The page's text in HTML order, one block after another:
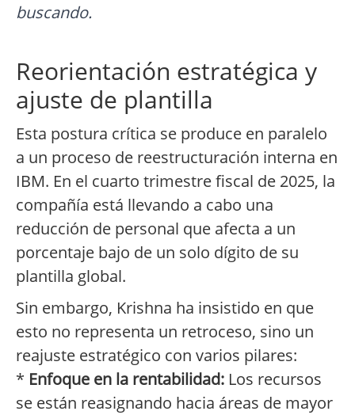
buscando.
Reorientación estratégica y
ajuste de plantilla
Esta postura crítica se produce en paralelo
a un proceso de reestructuración interna en
IBM. En el cuarto trimestre fiscal de 2025, la
compañía está llevando a cabo una
reducción de personal que afecta a un
porcentaje bajo de un solo dígito de su
plantilla global.
Sin embargo, Krishna ha insistido en que
esto no representa un retroceso, sino un
reajuste estratégico con varios pilares:
* Enfoque en la rentabilidad: Los recursos
se están reasignando hacia áreas de mayor